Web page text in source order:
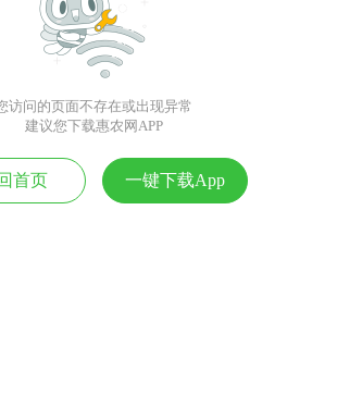
访问的页面不存在或出现异常
建议您下载惠农网APP
首页 一键下载App